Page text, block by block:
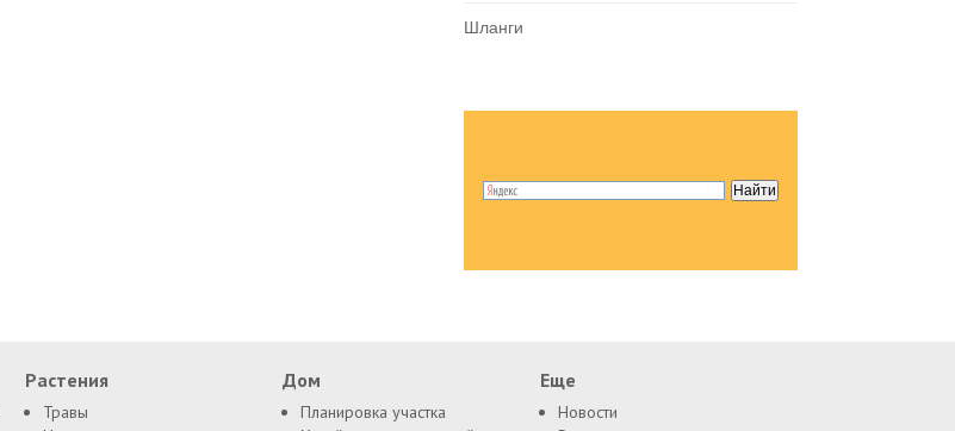
Шланги
Растения
Травы
Дом
Планировка участка
Еще
Новости